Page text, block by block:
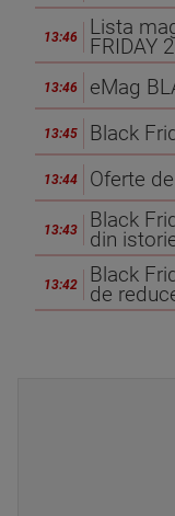
13:46
Lista
FRIDAY
13:46 eMag
13:45 Black
13:44 Oferte
13:43
Black
din
13:42
Black
de